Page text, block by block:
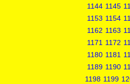
1144 1145
1153 1154
1162 1163
1171 1172
1180 1181
1189 1190
1198 1199